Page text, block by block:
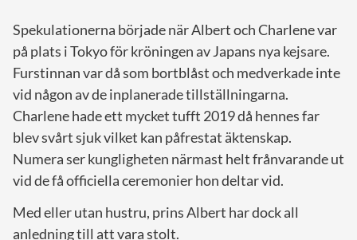
Spekulationerna började när Albert och Charlene var
på plats i Tokyo för kröningen av Japans nya kejsare.
Furstinnan var då som bortblåst och medverkade inte
vid någon av de inplanerade tillställningarna.
Charlene hade ett mycket tufft 2019 då hennes far
blev svårt sjuk vilket kan påfrestat äktenskap.
Numera ser kungligheten närmast helt frånvarande ut
vid de få officiella ceremonier hon deltar vid.
Med eller utan hustru, prins Albert har dock all
anledning till att vara stolt.